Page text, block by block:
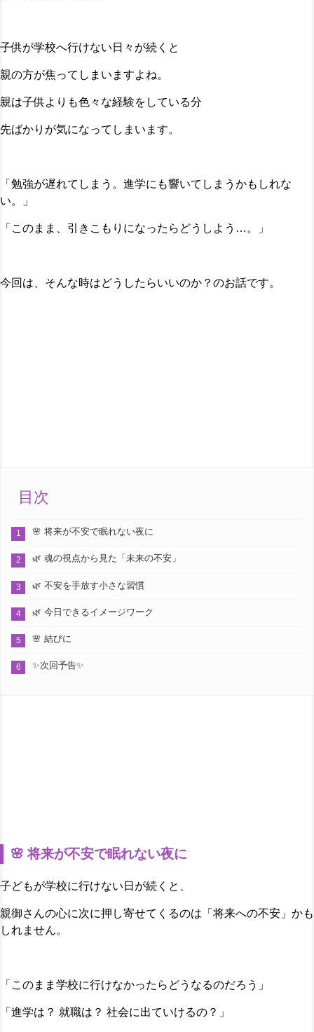
子供が学校へ行けない日々が続くと
親の方が焦ってしまいますよね。
親は子供よりも色々な経験をしている分
先ばかりが気になってしまいます。
「勉強が遅れてしまう。進学にも響いてしまうかもしれな
い。」
「このまま、引きこもりになったらどうしよう…。」
今回は、そんな時はどうしたらいいのか？のお話です。
目次
🌸 将来が不安で眠れない夜に
🌿 魂の視点から見た「未来の不安」
🌿 不安を手放す小さな習慣
🌿 今日できるイメージワーク
🌸 結びに
✨次回予告✨
🌸 将来が不安で眠れない夜に
子どもが学校に行けない日が続くと、
親御さんの心に次に押し寄せてくるのは「将来への不安」かも
しれません。
「このまま学校に行けなかったらどうなるのだろう」
「進学は？ 就職は？ 社会に出ていけるの？」